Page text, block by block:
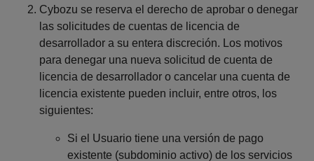
Cybozu se reserva el derecho de aprobar o denegar
las solicitudes de cuentas de licencia de
desarrollador a su entera discreción. Los motivos
para denegar una nueva solicitud de cuenta de
licencia de desarrollador o cancelar una cuenta de
licencia existente pueden incluir, entre otros, los
siguientes:
Si el Usuario tiene una versión de pago
existente (subdominio activo) de los servicios